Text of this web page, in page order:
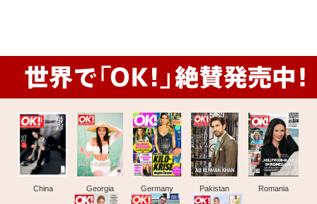
China Georgia Germany Pakistan Romania